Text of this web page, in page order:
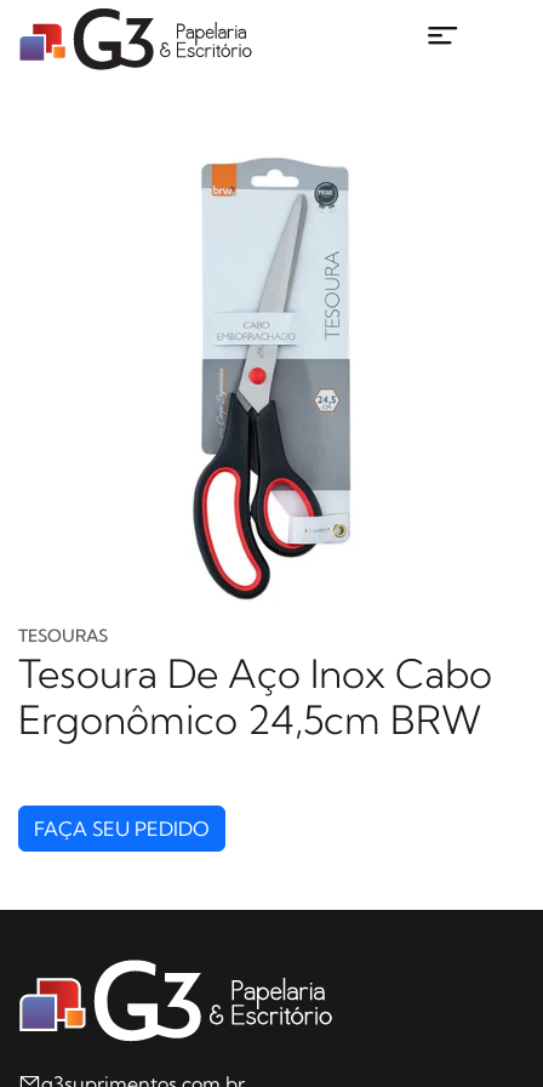
TESOURAS
Tesoura De Aço Inox Cabo
Ergonômico 24,5cm BRW
FAÇA SEU PEDIDO